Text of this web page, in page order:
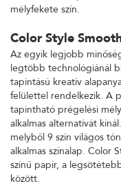
mélyfekete szín.
Color Style
Az egyik legjobb
legtöbb technológiánál
tapintású kreatív
felülettel rendelkezik. A
tapintható prégelési
alkalmas alternatívát
melyből 9 szín világos
alkalmas színalap. Color
színű papír, a
között.